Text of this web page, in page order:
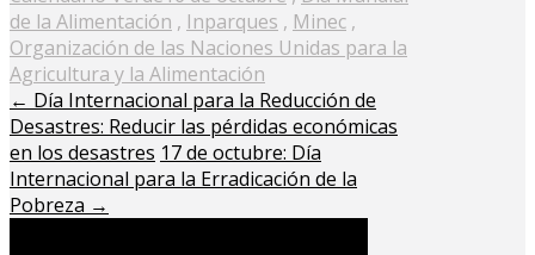
de la Alimentación , Inparques , Minec ,
Organización de las Naciones Unidas para la
Agricultura y la Alimentación
← Día Internacional para la Reducción de
Desastres: Reducir las pérdidas económicas
en los desastres 17 de octubre: Día
Internacional para la Erradicación de la
Pobreza →